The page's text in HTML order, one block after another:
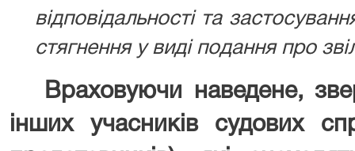
відповідальності та
стягнення у виді подання про
Враховуючи наведене,
інших учасників судових